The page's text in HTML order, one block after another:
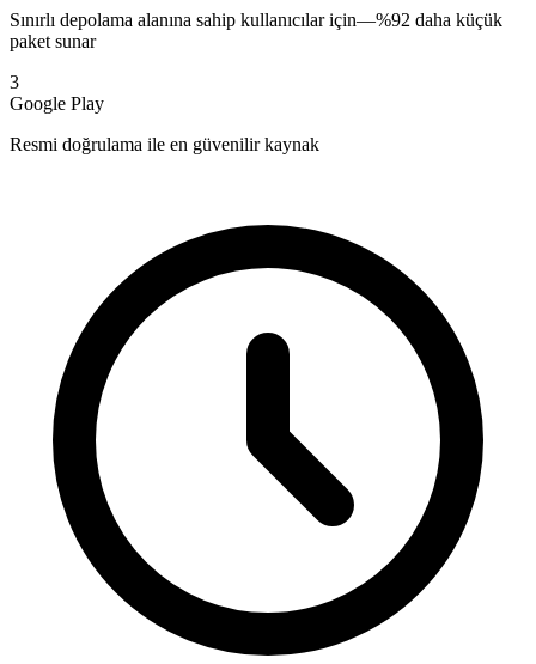
Sınırlı depolama alanına sahip kullanıcılar için—%92 daha küçük
paket sunar
3
Google Play
Resmi doğrulama ile en güvenilir kaynak